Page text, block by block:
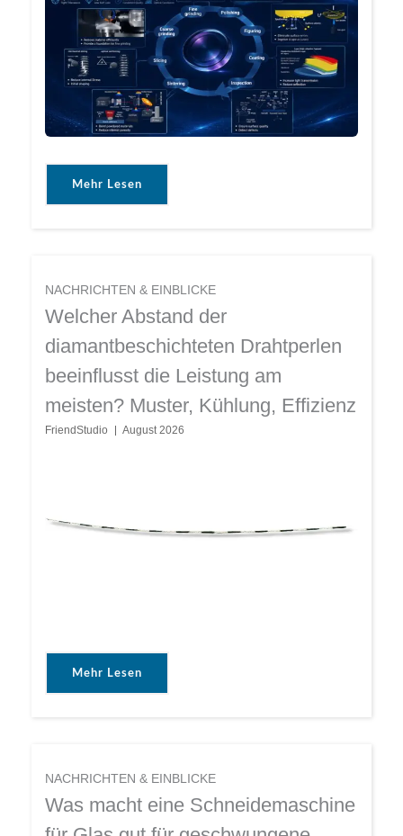
Mehr Lesen
NACHRICHTEN & EINBLICKE
Welcher Abstand der
diamantbeschichteten Drahtperlen
beeinflusst die Leistung am
meisten? Muster, Kühlung, Effizienz
FriendStudio August 2026
Mehr Lesen
NACHRICHTEN & EINBLICKE
Was macht eine Schneidemaschine